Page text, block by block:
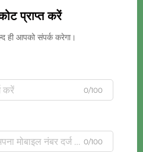
प्राप्त करें
ही आपको संपर्क करेगा।
0/100
0/100